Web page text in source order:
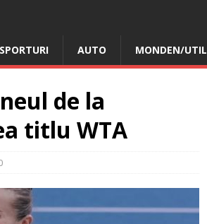
SPORTURI AUTO MONDEN/UTIL
de la
titlu WTA